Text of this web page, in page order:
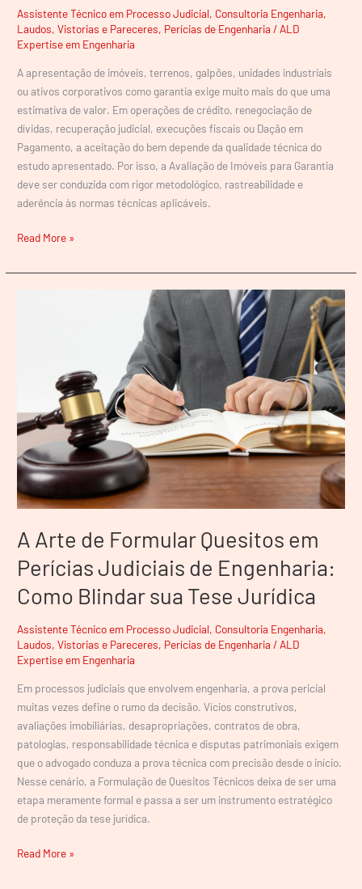
Assistente Técnico em Processo Judicial, Consultoria Engenharia,
Laudos, Vistorias e Pareceres, Perícias de Engenharia / ALD
Expertise em Engenharia
A apresentação de imóveis, terrenos, galpões, unidades industriais
ou ativos corporativos como garantia exige muito mais do que uma
estimativa de valor. Em operações de crédito, renegociação de
dívidas, recuperação judicial, execuções fiscais ou Dação em
Pagamento, a aceitação do bem depende da qualidade técnica do
estudo apresentado. Por isso, a Avaliação de Imóveis para Garantia
deve ser conduzida com rigor metodológico, rastreabilidade e
aderência às normas técnicas aplicáveis.
Read More »
A Arte de Formular Quesitos em
Perícias Judiciais de Engenharia:
Como Blindar sua Tese Jurídica
Assistente Técnico em Processo Judicial, Consultoria Engenharia,
Laudos, Vistorias e Pareceres, Perícias de Engenharia / ALD
Expertise em Engenharia
Em processos judiciais que envolvem engenharia, a prova pericial
muitas vezes define o rumo da decisão. Vícios construtivos,
avaliações imobiliárias, desapropriações, contratos de obra,
patologias, responsabilidade técnica e disputas patrimoniais exigem
que o advogado conduza a prova técnica com precisão desde o início.
Nesse cenário, a Formulação de Quesitos Técnicos deixa de ser uma
etapa meramente formal e passa a ser um instrumento estratégico
de proteção da tese jurídica.
Perícias
Judiciais
de
Engenharia:
Como
Blindar
Tese
Jurídica
Read More »